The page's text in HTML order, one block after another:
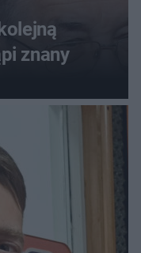
znany